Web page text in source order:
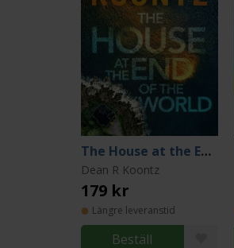
The House at the End of the World
Dean R Koontz
179 kr
Längre leveranstid
Beställ